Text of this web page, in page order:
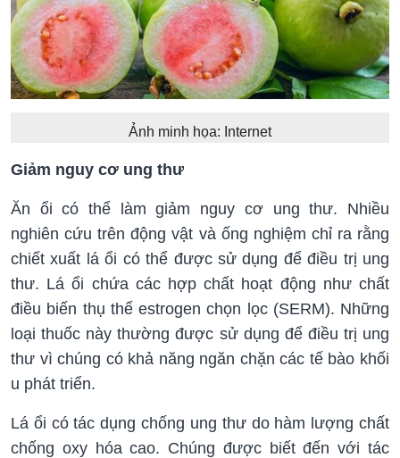
Ảnh minh họa: Internet
Giảm nguy cơ ung thư
Ăn ổi có thể làm giảm nguy cơ ung thư. Nhiều
nghiên cứu trên động vật và ống nghiệm chỉ ra rằng
chiết xuất lá ổi có thể được sử dụng để điều trị ung
thư. Lá ổi chứa các hợp chất hoạt động như chất
điều biến thụ thể estrogen chọn lọc (SERM). Những
loại thuốc này thường được sử dụng để điều trị ung
thư vì chúng có khả năng ngăn chặn các tế bào khối
u phát triển.
Lá ổi có tác dụng chống ung thư do hàm lượng chất
chống oxy hóa cao. Chúng được biết đến với tác